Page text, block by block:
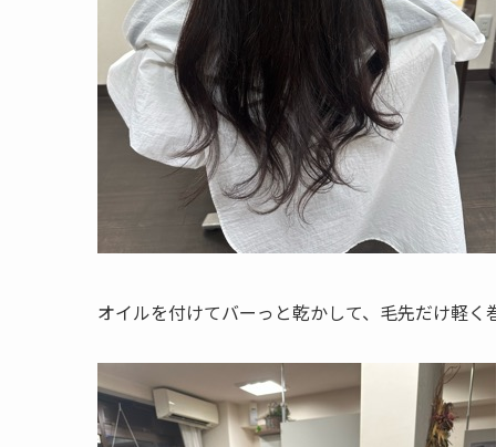
オイルを付けてバーっと乾かして、毛先だけ軽く